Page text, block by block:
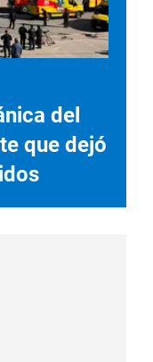
del
que dejó